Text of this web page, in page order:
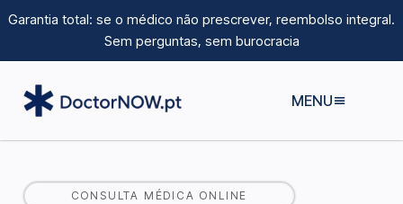
Garantia total: se o médico não prescrever, reembolso integral.
Sem perguntas, sem burocracia
MENU
CONSULTA MÉDICA ONLINE